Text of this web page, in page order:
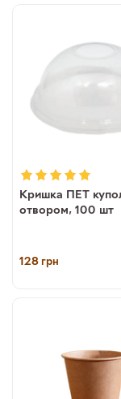
Кришка ПЕТ
отвором, 100 шт
128грн